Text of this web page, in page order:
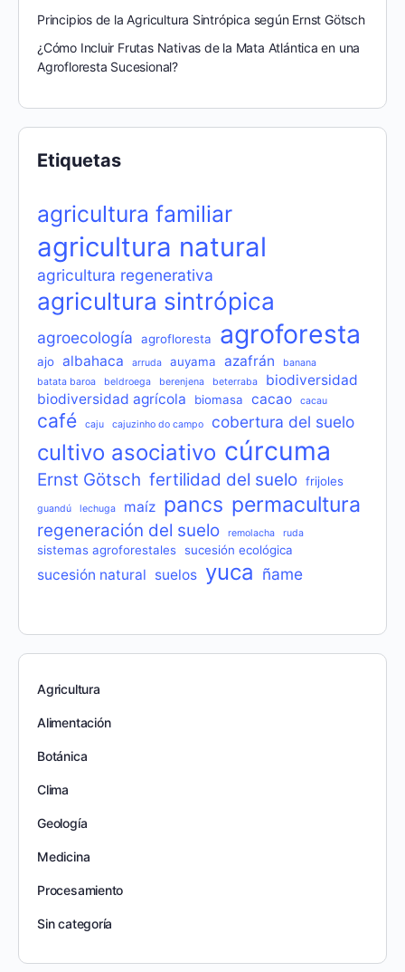
Principios de la Agricultura Sintrópica según Ernst Götsch
¿Cómo Incluir Frutas Nativas de la Mata Atlántica en una
Agrofloresta Sucesional?
Etiquetas
agricultura familiar
agricultura natural
agricultura regenerativa
agricultura sintrópica
agroecología agrofloresta agroforesta
ajo albahaca arruda auyama azafrán
banana
batata baroa
beldroega berenjena beterraba
biodiversidad
biodiversidad agrícola
biomasa cacao cacau
café caju cajuzinho do campo cobertura del suelo
cultivo asociativo cúrcuma
Ernst Götsch fertilidad del suelo frijoles
guandú lechuga maíz pancs permacultura
regeneración del suelo remolacha ruda
sistemas agroforestales sucesión ecológica
sucesión natural suelos yuca ñame
Agricultura
Alimentación
Botánica
Clima
Geología
Medicina
Procesamiento
Sin categoría